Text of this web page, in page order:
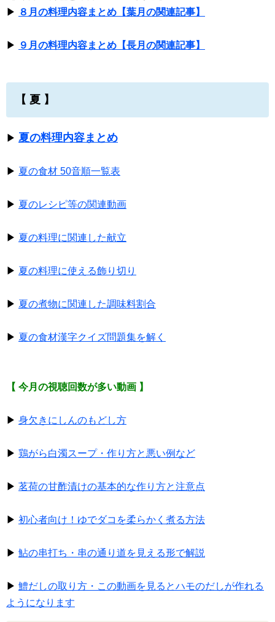
▶ ８月の料理内容まとめ【葉月の関連記事】
▶ ９月の料理内容まとめ【長月の関連記事】
【 夏 】
▶ 夏の料理内容まとめ
▶ 夏の食材 50音順一覧表
▶ 夏のレシピ等の関連動画
▶ 夏の料理に関連した献立
▶ 夏の料理に使える飾り切り
▶ 夏の煮物に関連した調味料割合
▶ 夏の食材漢字クイズ問題集を解く
【 今月の視聴回数が多い動画 】
▶ 身欠きにしんのもどし方
▶ 鶏がら白濁スープ・作り方と悪い例など
▶ 茗荷の甘酢漬けの基本的な作り方と注意点
▶ 初心者向け！ゆでダコを柔らかく煮る方法
▶ 鮎の串打ち・串の通り道を見える形で解説
▶ 鱧だしの取り方・この動画を見るとハモのだしが作れる
ようになります